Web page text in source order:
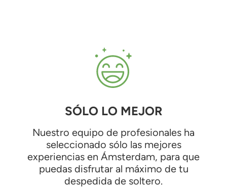
SÓLO LO MEJOR
Nuestro equipo de profesionales ha
seleccionado sólo las mejores
experiencias en Ámsterdam, para que
puedas disfrutar al máximo de tu
despedida de soltero.